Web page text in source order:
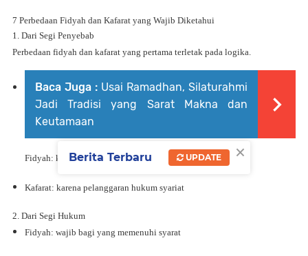
7 Perbedaan Fidyah dan Kafarat yang Wajib Diketahui
1. Dari Segi Penyebab
Perbedaan fidyah dan kafarat yang pertama terletak pada logika.
Baca Juga : Usai Ramadhan, Silaturahmi
Jadi Tradisi yang Sarat Makna dan
Keutamaan
Fidyah: karenaketidakmampuan menjalankan ibadah
Kafarat: karena pelanggaran hukum syariat
2. Dari Segi Hukum
Fidyah: wajib bagi yang memenuhi syarat
×
Berita Terbaru UPDATE